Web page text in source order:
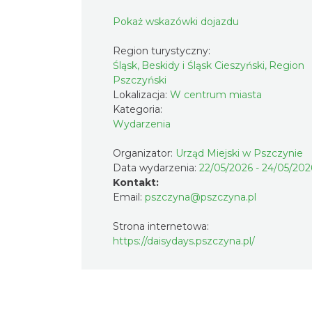
Pokaż wskazówki dojazdu
Region turystyczny:
Śląsk, Beskidy i Śląsk Cieszyński, Region
Pszczyński
Lokalizacja: W centrum miasta
Kategoria:
Wydarzenia
Organizator: Urząd Miejski w Pszczynie
Data wydarzenia: 22/05/2026 - 24/05/
Kontakt:
Email: pszczyna@pszczyna.pl
Strona internetowa:
https://daisydays.pszczyna.pl/